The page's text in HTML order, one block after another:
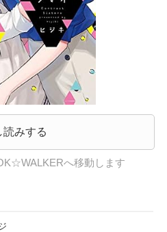
読みする
へ移動します